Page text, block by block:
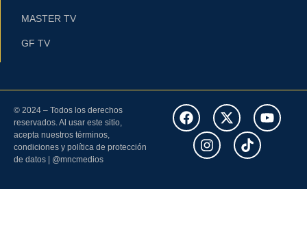
MASTER TV
GF TV
© 2024 – Todos los derechos
reservados. Al usar este sitio,
acepta nuestros términos,
condiciones y política de protección
de datos | @mncmedios